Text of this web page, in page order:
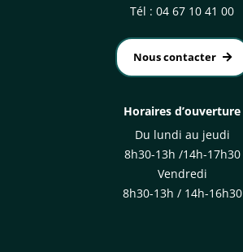
Tél : 04 67 10 41 00
Nous contacter
Horaires d’ouverture
Du lundi au jeudi
8h30-13h /14h-17h30
Vendredi
8h30-13h / 14h-16h30